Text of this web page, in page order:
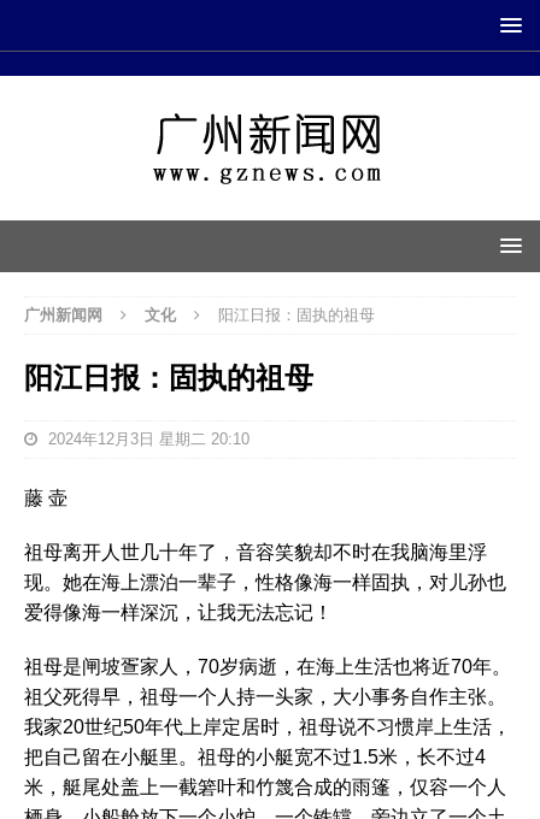
广州新闻网 文化 阳江日报：固执的祖母
阳江日报：固执的祖母
2024年12月3日 星期二 20:10
藤 壶
祖母离开人世几十年了，音容笑貌却不时在我脑海里浮
现。她在海上漂泊一辈子，性格像海一样固执，对儿孙也
爱得像海一样深沉，让我无法忘记！
祖母是闸坡疍家人，70岁病逝，在海上生活也将近70年。
祖父死得早，祖母一个人持一头家，大小事务自作主张。
我家20世纪50年代上岸定居时，祖母说不习惯岸上生活，
把自己留在小艇里。祖母的小艇宽不过1.5米，长不过4
米，艇尾处盖上一截箬叶和竹篾合成的雨篷，仅容一个人